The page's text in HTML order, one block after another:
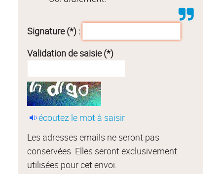
Signature (*) :
Validation de saisie (*)
écoutez le mot à saisir
Les adresses emails ne seront pas
conservées. Elles seront exclusivement
utilisées pour cet envoi.